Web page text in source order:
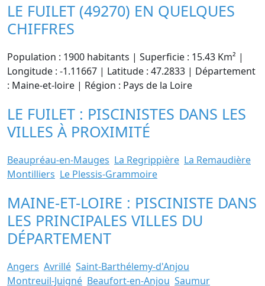
LE FUILET (49270) EN QUELQUES
CHIFFRES
Population : 1900 habitants | Superficie : 15.43 Km² |
Longitude : -1.11667 | Latitude : 47.2833 | Département
: Maine-et-loire | Région : Pays de la Loire
LE FUILET : PISCINISTES DANS LES
VILLES À PROXIMITÉ
Beaupréau-en-Mauges La Regrippière La Remaudière
Montilliers Le Plessis-Grammoire
MAINE-ET-LOIRE : PISCINISTE DANS
LES PRINCIPALES VILLES DU
DÉPARTEMENT
Angers Avrillé Saint-Barthélemy-d'Anjou
Montreuil-Juigné Beaufort-en-Anjou Saumur